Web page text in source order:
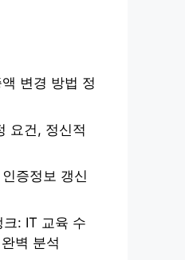
변경 방법 정
요건, 정신적
증정보 갱신
: IT 교육 수
벽 분석